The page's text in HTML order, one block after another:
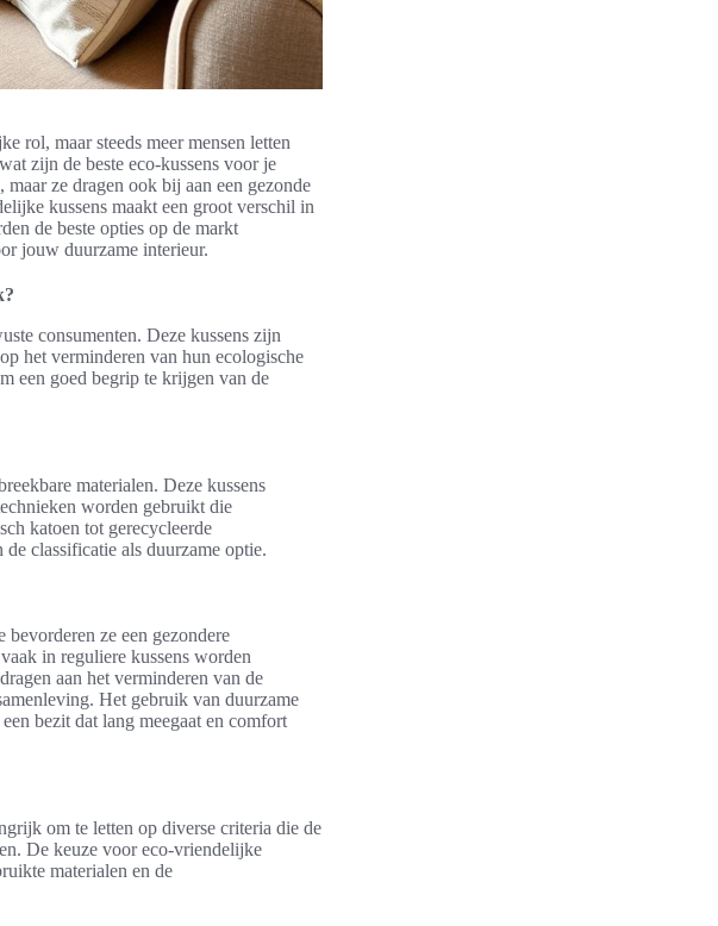
rol, maar steeds meer mensen letten
zijn de beste eco-kussens voor je
ze dragen ook bij aan een gezonde
kussens maakt een groot verschil in
de beste opties op de markt
jouw duurzame interieur.
consumenten. Deze kussens zijn
het verminderen van hun ecologische
een goed begrip te krijgen van de
materialen. Deze kussens
worden gebruikt die
katoen tot gerecycleerde
classificatie als duurzame optie.
ze een gezondere
in reguliere kussens worden
aan het verminderen van de
Het gebruik van duurzame
bezit dat lang meegaat en comfort
om te letten op diverse criteria die de
De keuze voor eco-vriendelijke
materialen en de